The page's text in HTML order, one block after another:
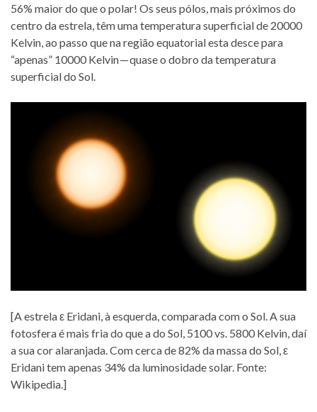
56% maior do que o polar! Os seus pólos, mais próximos do
centro da estrela, têm uma temperatura superficial de 20000
Kelvin, ao passo que na região equatorial esta desce para
“apenas” 10000 Kelvin — quase o dobro da temperatura
superficial do Sol.
[A estrela ε Eridani, à esquerda, comparada com o Sol. A sua
fotosfera é mais fria do que a do Sol, 5100 vs. 5800 Kelvin, daí
a sua cor alaranjada. Com cerca de 82% da massa do Sol, ε
Eridani tem apenas 34% da luminosidade solar. Fonte:
Wikipedia.]